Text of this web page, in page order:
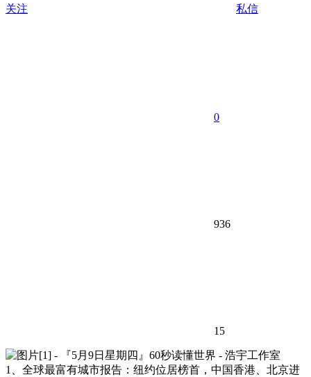
关注 私信
0
936
15
1、全球最富有城市报告：纽约位居榜首，中国香港、北京进